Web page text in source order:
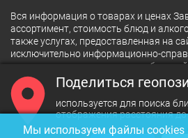
Вся информация о товарах и ценах
ассортимент, стоимость блюд и
также услугах, предоставленная на
исключительно информационно-
каких условиях не является
положениями статьи 437
Федерации. Для получения
стоимости указанных на сайте
конкретного Заведения обращайтесь
Заведение.
Поделиться
используется для поиска
отображения расстояния
Мы используем файлы cookies